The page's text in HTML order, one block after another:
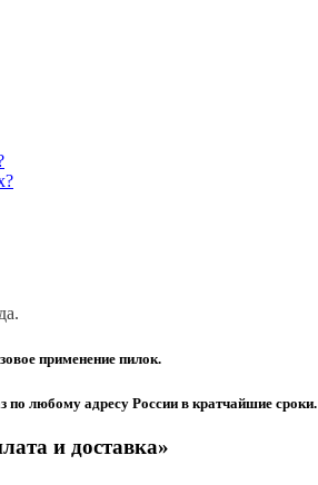
применение пилок.
любому адресу России в кратчайшие сроки.
и доставка»